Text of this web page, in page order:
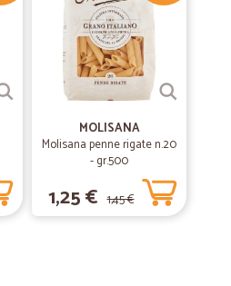
MOLISANA
Molisana penne rigate n.20
- gr.500
1,25 € 1,45 €